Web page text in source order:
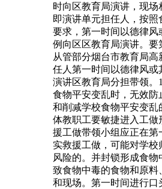
时向区教育局演讲，现场
即演讲单元担任人，按照
要求，第一时间以德律风
例向区区教育局演讲。要
从管部分烟台市教育局高
任人第一时间以德律风或
演讲区教育局分担带领。
食物平安变乱时，无效防
和削减学校食物平安变乱
体教职工要敏捷进入工做
援工做带领小组应正在第
实救援工做，可能对学校
风险的。并封锁形成食物
致食物中毒的食物和原料
和现场。第一时间进行口